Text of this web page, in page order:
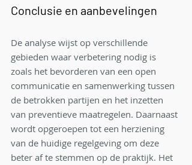
Conclusie en aanbevelingen
De analyse wijst op verschillende
gebieden waar verbetering nodig is
zoals het bevorderen van een open
communicatie en samenwerking tussen
de betrokken partijen en het inzetten
van preventieve maatregelen. Daarnaast
wordt opgeroepen tot een herziening
van de huidige regelgeving om deze
beter af te stemmen op de praktijk. Het